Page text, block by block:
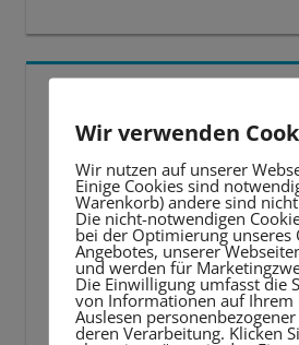
Video-
Player
Wir verwenden
Wir nutzen auf unserer
Einige Cookies sind
Warenkorb) andere sind
Die nicht-notwendigen
bei der Optimierung unseres
Angebotes, unserer
und werden für
Die Einwilligung umfasst die
von Informationen auf Ihrem
Auslesen
deren Verarbeitung. Klicken